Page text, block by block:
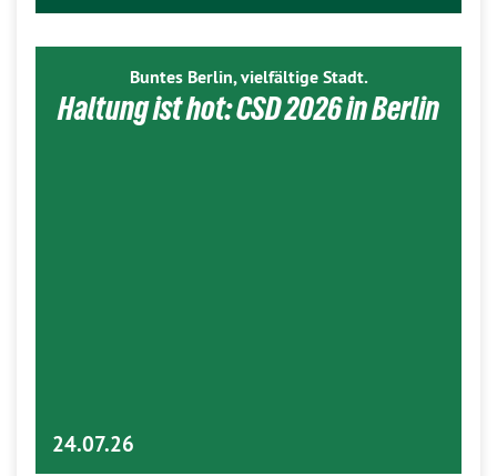
Buntes Berlin, vielfältige Stadt.
Haltung ist hot: CSD 2026 in Berlin
24.07.26